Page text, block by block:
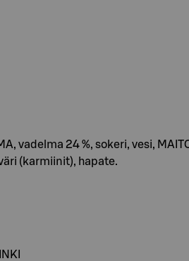
vadelma 24 %, sokeri, vesi,
(karmiinit), hapate.